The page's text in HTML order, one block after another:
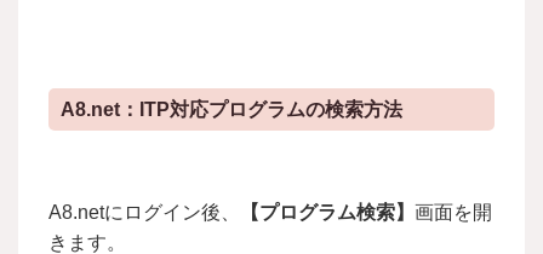
A8.net：ITP対応プログラムの検索方法
A8.netにログイン後、 【プログラム検索】 画面を開
きます。